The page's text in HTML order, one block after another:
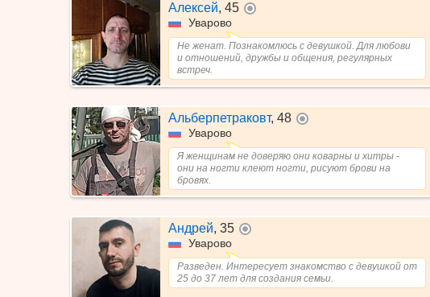
Алексей, 45
Уварово
Не женат. Познакомлюсь с девушкой. Для любови
и отношений, дружбы и общения, регулярных
встреч.
Альберпетраковт, 48
Уварово
Я женщинам не доверяю они коварны и хитры -
они на ногти клеют ногти, рисуют брови на
бровях.
Андрей, 35
Уварово
Разведен. Интересует знакомство с девушкой от
25 до 37 лет для создания семьи.